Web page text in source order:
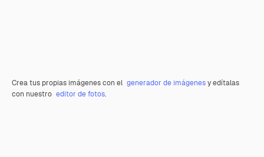
Crea tus propias imágenes con el generador de imágenesy edítalas
con nuestro editor de fotos.